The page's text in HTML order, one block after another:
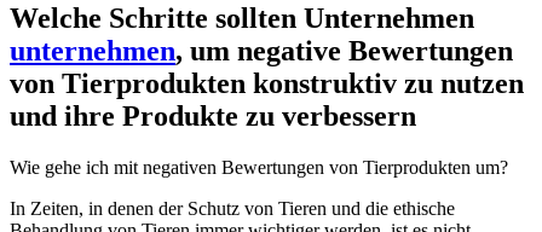
Welche Schritte‍ sollten Unternehmen
unternehmen, ⁤um negative ⁤Bewertungen
von Tierprodukten konstruktiv zu nutzen
und ihre Produkte zu verbessern
Wie gehe ich mit negativen Bewertungen von Tierprodukten um?
In Zeiten,​ in ⁣denen ⁤der Schutz ⁤von Tieren⁤ und die ethische